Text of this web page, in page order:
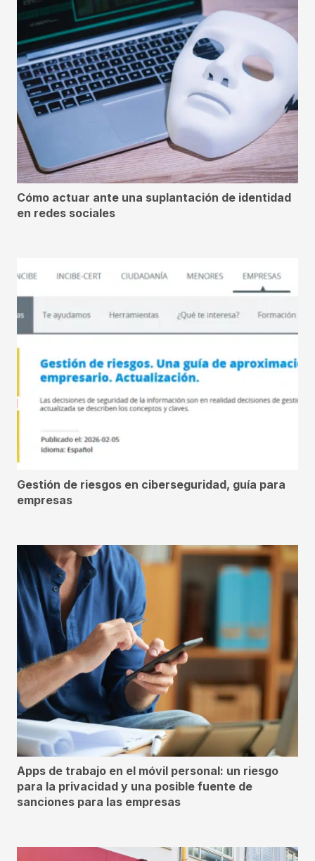
Cómo actuar ante una suplantación de identidad
en redes sociales
Gestión de riesgos en ciberseguridad, guía para
empresas
Apps de trabajo en el móvil personal: un riesgo
para la privacidad y una posible fuente de
sanciones para las empresas